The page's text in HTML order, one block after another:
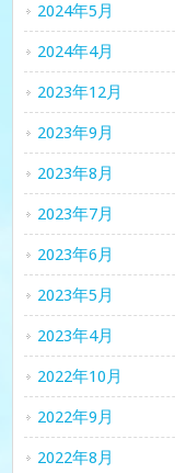
2024年5月
2024年4月
2023年12月
2023年9月
2023年8月
2023年7月
2023年6月
2023年5月
2023年4月
2022年10月
2022年9月
2022年8月